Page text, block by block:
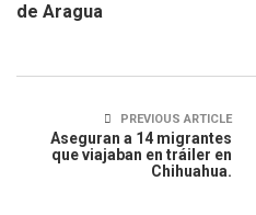
de Aragua
PREVIOUS ARTICLE
Aseguran a 14 migrantes
que viajaban en tráiler en
Chihuahua.